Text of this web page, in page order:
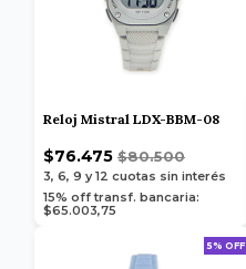
Reloj Mistral LDX-BBM-08
$76.475 $80.500
3, 6, 9 y 12 cuotas sin interés
15% off transf. bancaria:
$65.003,75
5% OFF